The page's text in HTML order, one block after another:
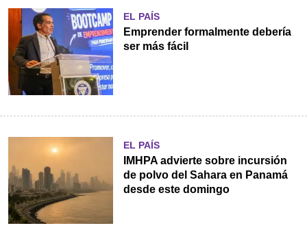
EL PAÍS
Emprender formalmente debería
ser más fácil
EL PAÍS
IMHPA advierte sobre incursión
de polvo del Sahara en Panamá
desde este domingo